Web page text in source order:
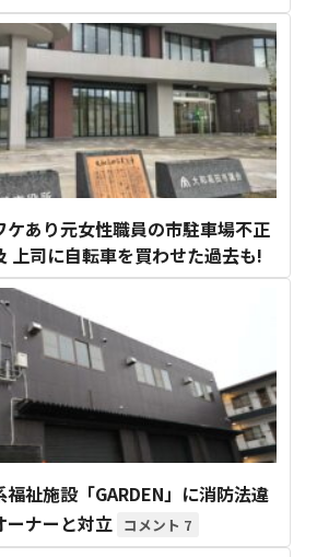
ケあり元女性職員の市駐車場不正
上司に自転車を買わせた過去も!
祉施設「GARDEN」に消防法違
ナーと対立
7